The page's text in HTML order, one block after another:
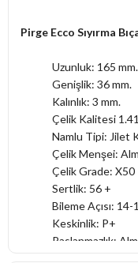
Pirge Ecco Sıyırma
Uzunluk: 165 mm.
Genişlik: 36 mm.
Kalınlık: 3 mm.
Çelik Kalitesi
Namlu Tipi: Jilet
Çelik Menşei:
Çelik Grade: X50
Sertlik: 56 +
Bileme Açısı: 14-
Keskinlik: P+
Paslanmazlık: